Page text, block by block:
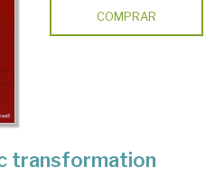
COMPRAR
transformation